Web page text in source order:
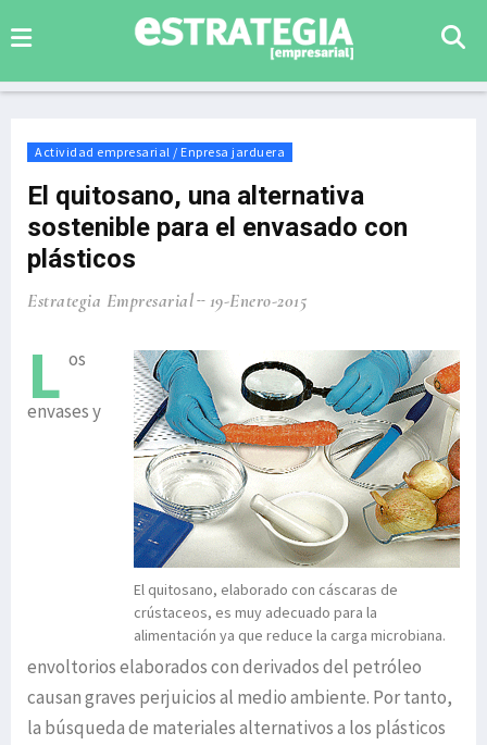
Actividad empresarial / Enpresa jarduera
El quitosano, una alternativa
sostenible para el envasado con
plásticos
Estrategia Empresarial 19-Enero-2015
El quitosano, elaborado con cáscaras de
crústaceos, es muy adecuado para la
alimentación ya que reduce la carga microbiana.
L os
envases y
envoltorios elaborados con derivados del petróleo
causan graves perjuicios al medio ambiente. Por tanto,
la búsqueda de materiales alternativos a los plásticos